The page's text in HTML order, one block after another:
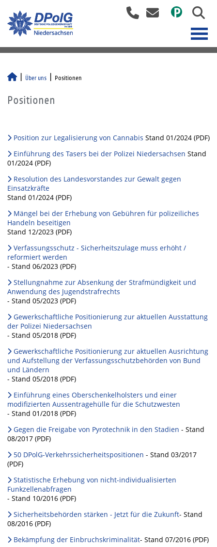
Über uns Positionen
Positionen
Position zur Legalisierung von Cannabis Stand 01/2024 (PDF)
Einführung des Tasers bei der Polizei Niedersachsen Stand
01/2024 (PDF)
Resolution des Landesvorstandes zur Gewalt gegen
Einsatzkräfte
Stand 01/2024 (PDF)
Mängel bei der Erhebung von Gebühren für polizeiliches
Handeln beseitigen
Stand 12/2023 (PDF)
Verfassungsschutz - Sicherheitszulage muss erhöht /
reformiert werden
- Stand 06/2023 (PDF)
Stellungnahme zur Absenkung der Strafmündigkeit und
Anwendung des Jugendstrafrechts
- Stand 05/2023 (PDF)
Gewerkschaftliche Positionierung zur aktuellen Ausstattung
der Polizei Niedersachsen
- Stand 05/2018 (PDF)
Gewerkschaftliche Positionierung zur aktuellen Ausrichtung
und Aufstellung der Verfassungsschutzbehörden von Bund
und Ländern
- Stand 05/2018 (PDF)
Einführung eines Oberschenkelholsters und einer
modifizierten Aussentragehülle für die Schutzwesten
- Stand 01/2018 (PDF)
Gegen die Freigabe von Pyrotechnik in den Stadien - Stand
08/2017 (PDF)
50 DPolG-Verkehrssicherheitspositionen - Stand 03/2017
(PDF)
Statistische Erhebung von nicht-individualisierten
Funkzellenabfragen
- Stand 10/2016 (PDF)
Sicherheitsbehörden stärken - Jetzt für die Zukunft- Stand
08/2016 (PDF)
Bekämpfung der Einbruchskriminalität- Stand 07/2016 (PDF)